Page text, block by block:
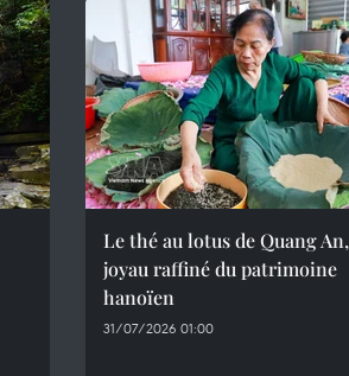
Le thé au lotus de Quang An,
joyau raffiné du patrimoine
hanoïen
31/07/2026 01:00